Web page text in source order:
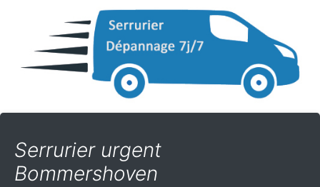
Serrurier urgent
Bommershoven